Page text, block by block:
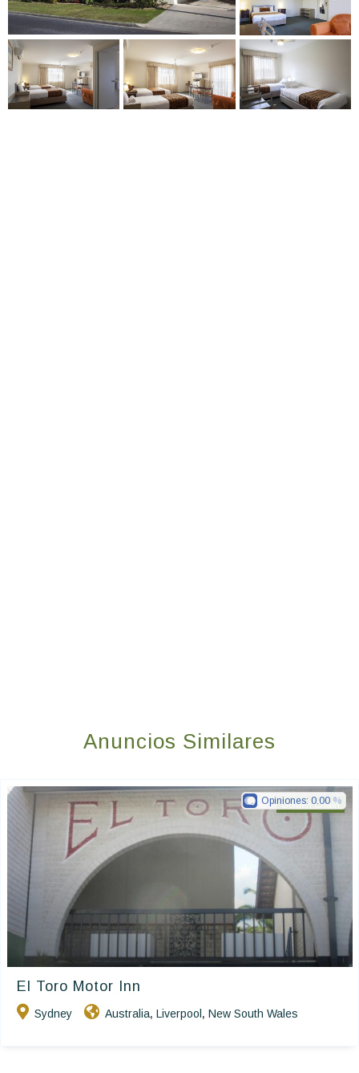
Anuncios Similares
Golden Chain
El Toro Motor Inn
Sydney Australia, Liverpool , New South Wales
Opiniones: 0.00